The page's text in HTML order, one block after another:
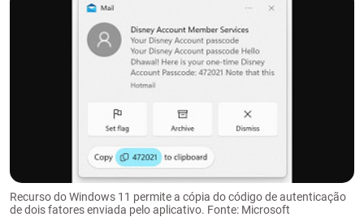
Recurso do Windows 11 permite a cópia do código de autenticação
de dois fatores enviada pelo aplicativo. Fonte: Microsoft